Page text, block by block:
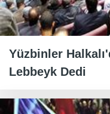
Yüzbinler
Lebbeyk Dedi